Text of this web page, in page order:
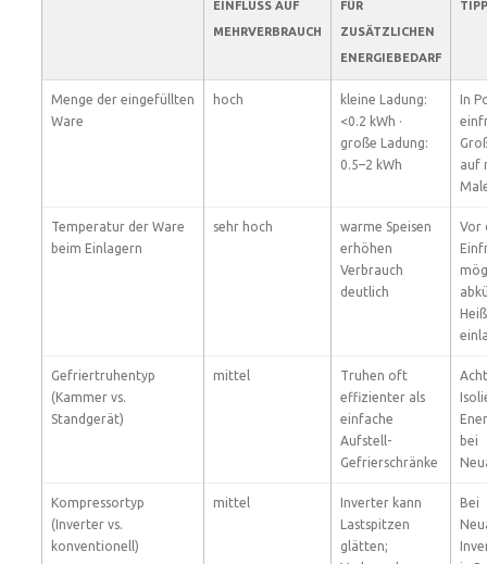
EINFLUSS AUF
MEHRVERBRAUCH
FÜR
ZUSÄTZLICHEN
ENERGIEBEDARF
TIPP
Menge der eingefüllten
Ware
hoch
kleine Ladung:
<0.2 kWh ·
große Ladung:
0.5–2 kWh
In
auf
Temperatur der Ware
beim Einlagern
sehr hoch
warme Speisen
erhöhen
Verbrauch
deutlich
Vor
Gefriertruhentyp
(Kammer vs.
Standgerät)
mittel
Truhen oft
effizienter als
einfache
Aufstell-
Gefrierschränke
bei
Kompressortyp
(Inverter vs.
konventionell)
mittel
Inverter kann
Lastspitzen
glätten;
Bei